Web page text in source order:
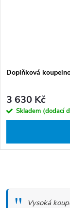
Doplňková
3 630 Kč
Skladem (dodací
v
Vysoká